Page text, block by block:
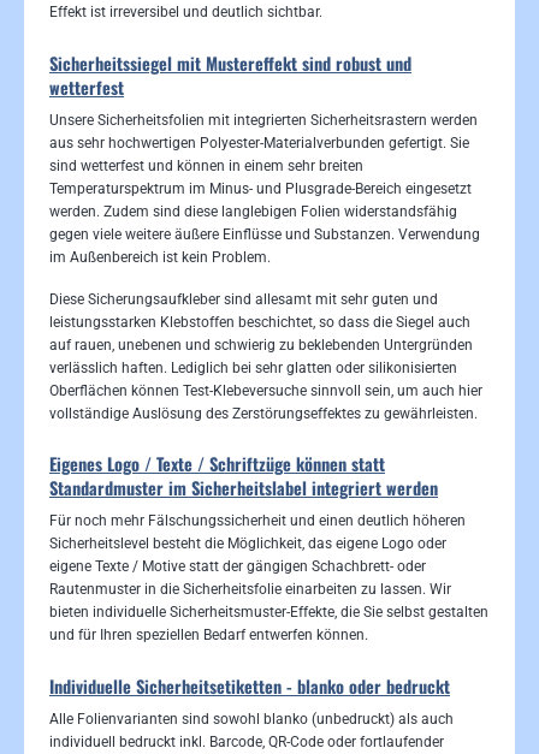
Effekt ist irreversibel und deutlich sichtbar.
Sicherheitssiegel mit Mustereffekt sind robust und
wetterfest
Unsere Sicherheitsfolien mit integrierten Sicherheitsrastern werden
aus sehr hochwertigen Polyester-Materialverbunden gefertigt. Sie
sind wetterfest und können in einem sehr breiten
Temperaturspektrum im Minus- und Plusgrade-Bereich eingesetzt
werden. Zudem sind diese langlebigen Folien widerstandsfähig
gegen viele weitere äußere Einflüsse und Substanzen. Verwendung
im Außenbereich ist kein Problem.
Diese Sicherungsaufkleber sind allesamt mit sehr guten und
leistungsstarken Klebstoffen beschichtet, so dass die Siegel auch
auf rauen, unebenen und schwierig zu beklebenden Untergründen
verlässlich haften. Lediglich bei sehr glatten oder silikonisierten
Oberflächen können Test-Klebeversuche sinnvoll sein, um auch hier
vollständige Auslösung des Zerstörungseffektes zu gewährleisten.
Eigenes Logo / Texte / Schriftzüge können statt
Standardmuster im Sicherheitslabel integriert werden
Für noch mehr Fälschungssicherheit und einen deutlich höheren
Sicherheitslevel besteht die Möglichkeit, das eigene Logo oder
eigene Texte / Motive statt der gängigen Schachbrett- oder
Rautenmuster in die Sicherheitsfolie einarbeiten zu lassen. Wir
bieten individuelle Sicherheitsmuster-Effekte, die Sie selbst gestalten
und für Ihren speziellen Bedarf entwerfen können.
Individuelle Sicherheitsetiketten - blanko oder bedruckt
Alle Folienvarianten sind sowohl blanko (unbedruckt) als auch
individuell bedruckt inkl. Barcode, QR-Code oder fortlaufender